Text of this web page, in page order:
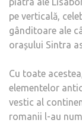
pe verticală,
gânditoare ale
orașului Sintra
Cu toate
elementelor
vestic al
romanii l-au